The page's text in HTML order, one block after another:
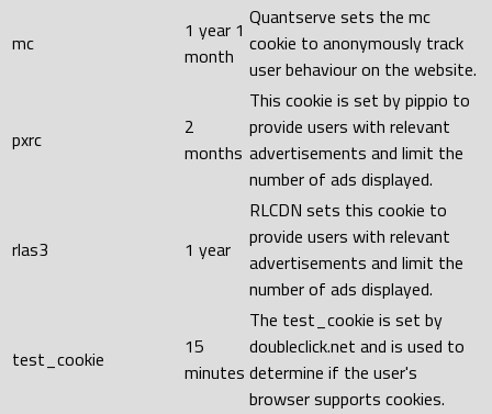
mc
1 year 1
month
Quantserve sets the mc
cookie to anonymously track
user behaviour on the website.
pxrc
2
months
This cookie is set by pippio to
provide users with relevant
advertisements and limit the
number of ads displayed.
rlas3 1 year
RLCDN sets this cookie to
provide users with relevant
advertisements and limit the
number of ads displayed.
test_cookie
15
minutes
The test_cookie is set by
doubleclick.net and is used to
determine if the user's
browser supports cookies.